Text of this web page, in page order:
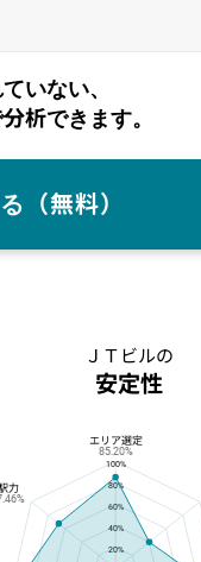
いない、
析できます。
（無料）
ＪＴビルの
安定性
100%
80%
60%
40%
20%
エリア選定
85.20%
力